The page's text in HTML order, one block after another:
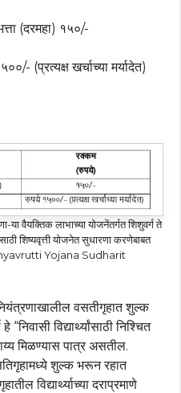
(दरमहा) १५०/-
(प्रत्यक्ष खर्चाच्या मर्यादेत)
या वैयक्तिक लाभाच्या योजनेंतर्गत शिशुवर्ग ते
शिष्यवृत्ती योजनेत सुधारणा करणेबाबत
Yojana Sudharit
वसतीगृहात शुल्क
विद्यार्थ्यांसाठी निश्चित
मिळण्यास पात्र असतील.
शुल्क भरून रहात
विद्यार्थ्याच्या दराप्रमाणे